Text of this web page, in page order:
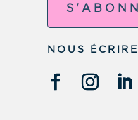
NOUS ÉCRIRE